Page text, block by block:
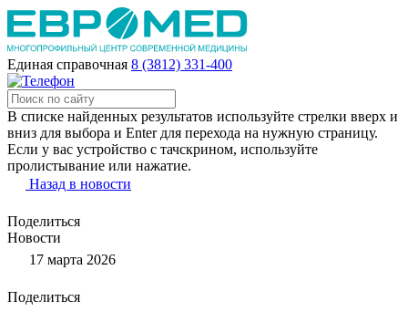
Единая справочная 8 (3812) 331-400
В списке найденных результатов используйте стрелки вверх и
вниз для выбора и Enter для перехода на нужную страницу.
Если у вас устройство с тачскрином, используйте
пролистывание или нажатие.
Назад в новости
Поделиться
Новости
17 марта 2026
Поделиться